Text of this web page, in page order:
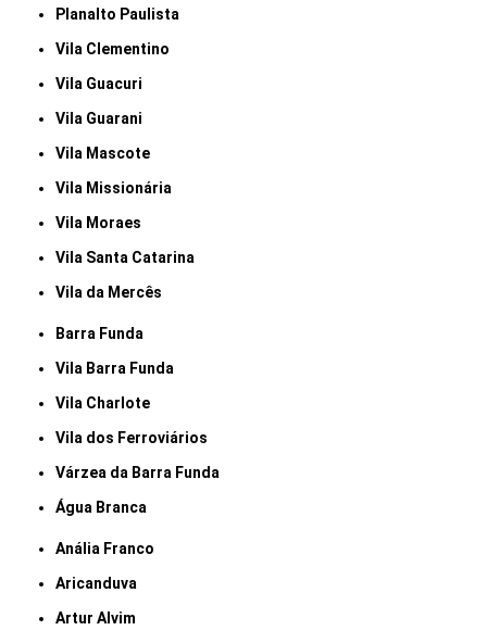
Planalto Paulista
Vila Clementino
Vila Guacuri
Vila Guarani
Vila Mascote
Vila Missionária
Vila Moraes
Vila Santa Catarina
Vila da Mercês
Barra Funda
Vila Barra Funda
Vila Charlote
Vila dos Ferroviários
Várzea da Barra Funda
Água Branca
Anália Franco
Aricanduva
Artur Alvim